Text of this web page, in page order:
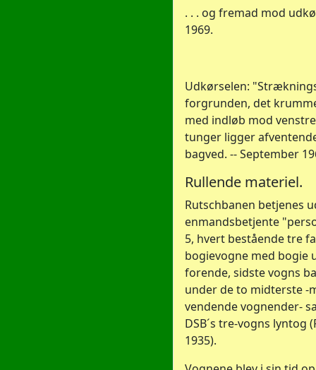
. . . og fremad mod
1969.
Udkørselen:
forgrunden, det
med indløb mod
tunger ligger
bagved. -- September
Rullende materiel.
Rutschbanen betjenes
enmandsbetjente
5, hvert bestående tre
bogievogne med bogie
forende, sidste vogns
under de to midterste -
vendende vognender-
DSB´s tre-vogns lyntog
1935).